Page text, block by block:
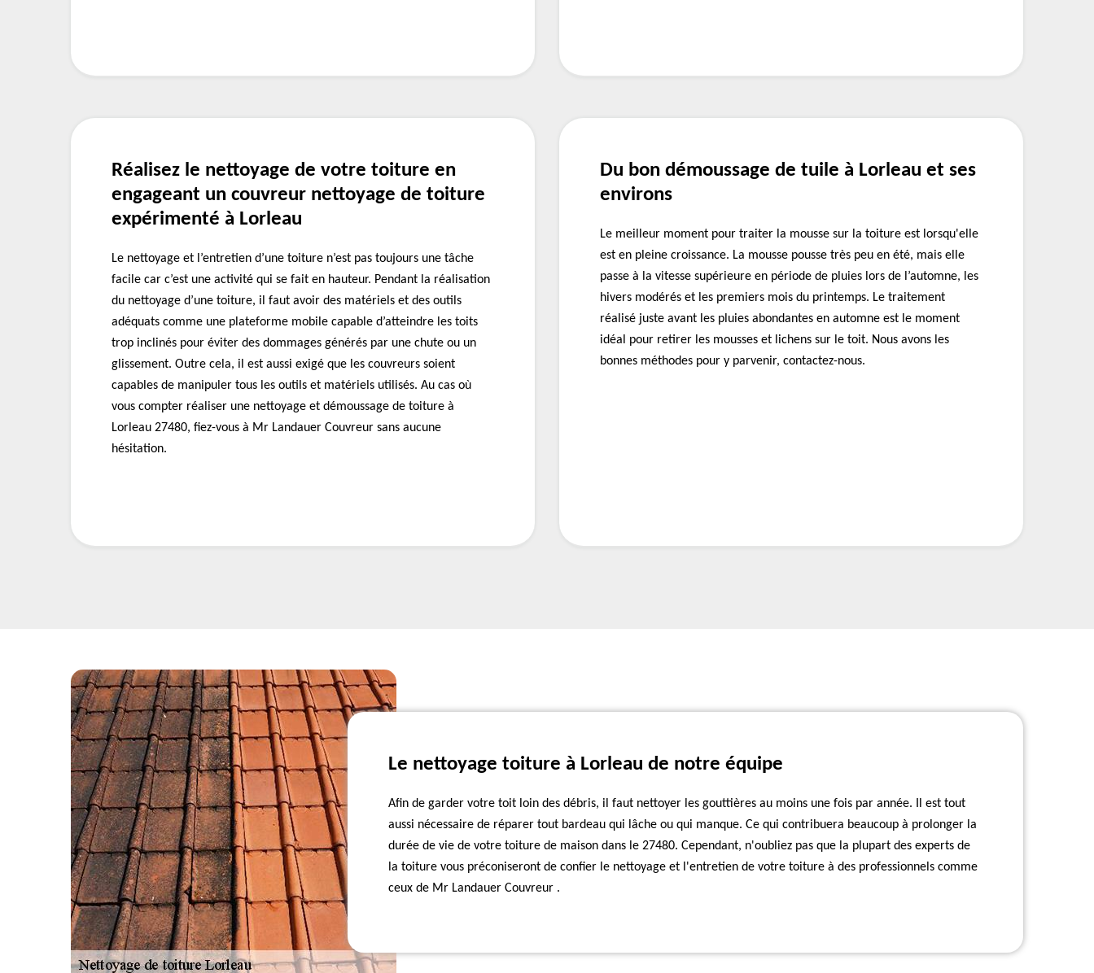
Réalisez le nettoyage de votre toiture en
engageant un couvreur nettoyage de toiture
expérimenté à Lorleau
Le nettoyage et l’entretien d’une toiture n’est pas toujours une tâche
facile car c’est une activité qui se fait en hauteur. Pendant la réalisation
du nettoyage d’une toiture, il faut avoir des matériels et des outils
adéquats comme une plateforme mobile capable d’atteindre les toits
trop inclinés pour éviter des dommages générés par une chute ou un
glissement. Outre cela, il est aussi exigé que les couvreurs soient
capables de manipuler tous les outils et matériels utilisés. Au cas où
vous compter réaliser une nettoyage et démoussage de toiture à
Lorleau 27480, fiez-vous à Mr Landauer Couvreur sans aucune
hésitation.
Du bon démoussage de tuile à Lorleau et ses
environs
Le meilleur moment pour traiter la mousse sur la toiture est lorsqu'elle
est en pleine croissance. La mousse pousse très peu en été, mais elle
passe à la vitesse supérieure en période de pluies lors de l’automne, les
hivers modérés et les premiers mois du printemps. Le traitement
réalisé juste avant les pluies abondantes en automne est le moment
idéal pour retirer les mousses et lichens sur le toit. Nous avons les
bonnes méthodes pour y parvenir, contactez-nous.
Le nettoyage toiture à Lorleau de notre équipe
Afin de garder votre toit loin des débris, il faut nettoyer les gouttières au moins une fois par année. Il est tout
aussi nécessaire de réparer tout bardeau qui lâche ou qui manque. Ce qui contribuera beaucoup à prolonger la
durée de vie de votre toiture de maison dans le 27480. Cependant, n'oubliez pas que la plupart des experts de
la toiture vous préconiseront de confier le nettoyage et l'entretien de votre toiture à des professionnels comme
ceux de Mr Landauer Couvreur .